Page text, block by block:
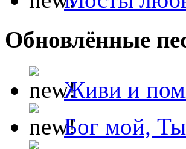
Обновлённые
Живи и
Бог мой,